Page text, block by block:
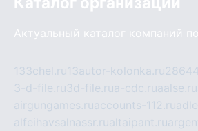
Актуальный каталог компаний
133chel.ru13autor-kolonka.ru
3-d-file.ru3d-file.rua-cdc.ruaalse.ru
airgungames.ruaccounts-112.ru
alfeihavsalnassr.rualtaipant.ru